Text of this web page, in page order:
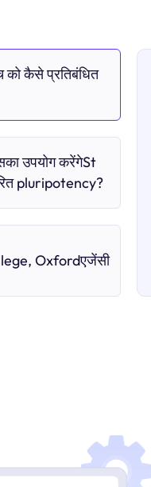
को कैसे प्रतिबंधित
उपयोग करेंगेSt
pluripotency?
Oxfordएजेंसी